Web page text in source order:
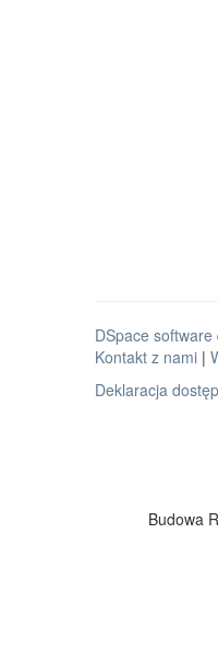
DSpace software
Kontakt z nami |
Deklaracja
Budowa